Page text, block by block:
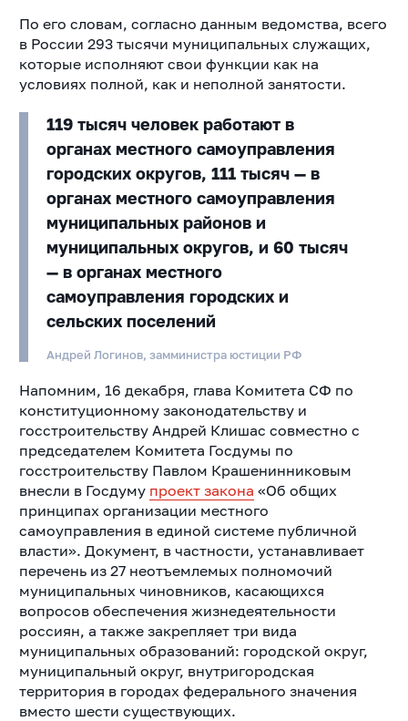
По его словам, согласно данным ведомства, всего
в России 293 тысячи муниципальных служащих,
которые исполняют свои функции как на
условиях полной, как и неполной занятости.
119 тысяч человек работают в
органах местного самоуправления
городских округов, 111 тысяч — в
органах местного самоуправления
муниципальных районов и
муниципальных округов, и 60 тысяч
— в органах местного
самоуправления городских и
сельских поселений
Андрей Логинов, замминистра юстиции РФ
Напомним, 16 декабря, глава Комитета СФ по
конституционному законодательству и
госстроительству Андрей Клишас совместно с
председателем Комитета Госдумы по
госстроительству Павлом Крашенинниковым
внесли в Госдуму проект закона «Об общих
принципах организации местного
самоуправления в единой системе публичной
власти». Документ, в частности, устанавливает
перечень из 27 неотъемлемых полномочий
муниципальных чиновников, касающихся
вопросов обеспечения жизнедеятельности
россиян, а также закрепляет три вида
муниципальных образований: городской округ,
муниципальный округ, внутригородская
территория в городах федерального значения
вместо шести существующих.